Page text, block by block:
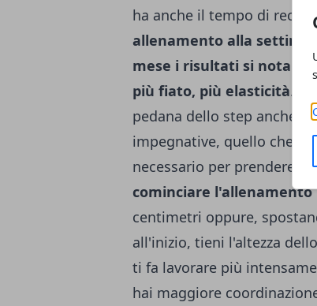
ha anche il tempo di
allenamento alla
mese i risultati si notano
più fiato, più elasticità. Il
pedana dello step anche
impegnative, quello che
necessario per prendere
cominciare
centimetri oppure,
all'inizio, tieni l'altezza
ti fa lavorare più
hai maggiore